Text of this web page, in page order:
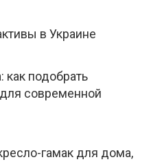
в Украине
как подобрать
современной
гамак для дома,